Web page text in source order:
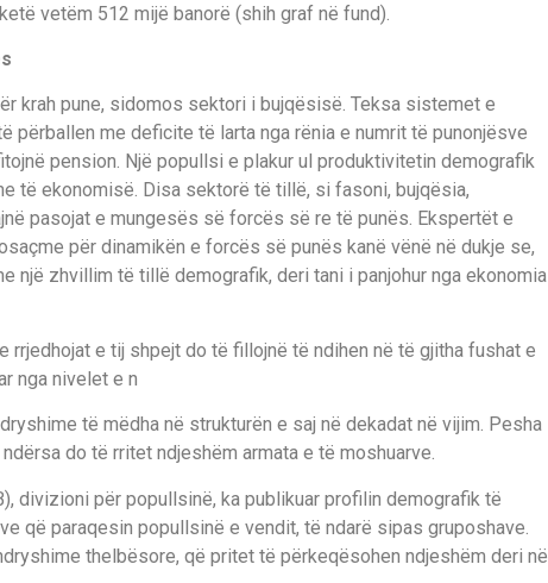
vetëm 512 mijë banorë (shih graf në fund).
krah pune, sidomos sektori i bujqësisë. Teksa sistemet e
përballen me deficite të larta nga rënia e numrit të punonjësve
pension. Një popullsi e plakur ul produktivitetin demografik
të ekonomisë. Disa sektorë të tillë, si fasoni, bujqësia,
pasojat e mungesës së forcës së re të punës. Ekspertët e
për dinamikën e forcës së punës kanë vënë në dukje se,
një zhvillim të tillë demografik, deri tani i panjohur nga ekonomia
rrjedhojat e tij shpejt do të fillojnë të ndihen në të gjitha fushat e
nga nivelet e n
të mëdha në strukturën e saj në dekadat në vijim. Pesha
do të rritet ndjeshëm armata e të moshuarve.
divizioni për popullsinë, ka publikuar profilin demografik të
që paraqesin popullsinë e vendit, të ndarë sipas gruposhave.
thelbësore, që pritet të përkeqësohen ndjeshëm deri në